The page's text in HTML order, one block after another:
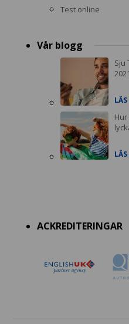
Test online
Vår blogg
Sju
2021
ACKREDITERINGAR